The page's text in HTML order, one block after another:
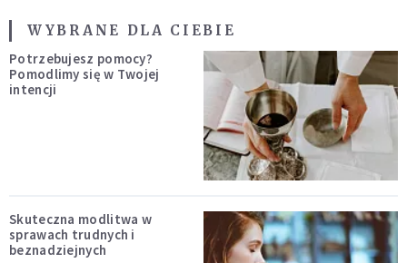
WYBRANE DLA CIEBIE
Potrzebujesz pomocy?
Pomodlimy się w Twojej
intencji
Skuteczna modlitwa w
sprawach trudnych i
beznadziejnych